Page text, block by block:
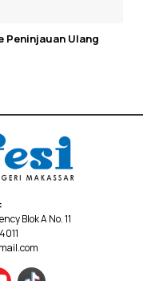
Peninjauan Ulang
Blok A No. 11